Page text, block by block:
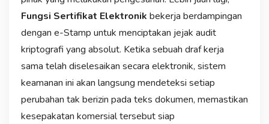
Fungsi Sertifikat Elektronik bekerja berdampingan
dengan e-Stamp untuk menciptakan jejak audit
kriptografi yang absolut. Ketika sebuah draf kerja
sama telah diselesaikan secara elektronik, sistem
keamanan ini akan langsung mendeteksi setiap
perubahan tak berizin pada teks dokumen, memastikan
kesepakatan komersial tersebut siap